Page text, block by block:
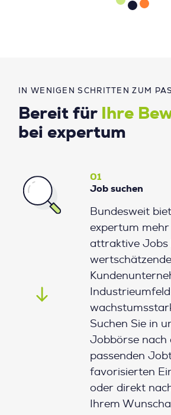
IN WENIGEN SCHRITTEN ZUM
Bereit für
Ihre
bei expertum
01
Job suchen
Bundesweit
expertum
attraktive Jobs
Suchen Sie in
Jobbörse nach
passenden
favorisierten
oder direkt
Ihrem